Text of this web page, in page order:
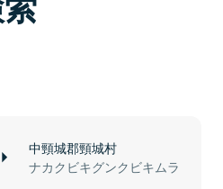
中頸城郡頸城村
ナカクビキグンクビキムラ